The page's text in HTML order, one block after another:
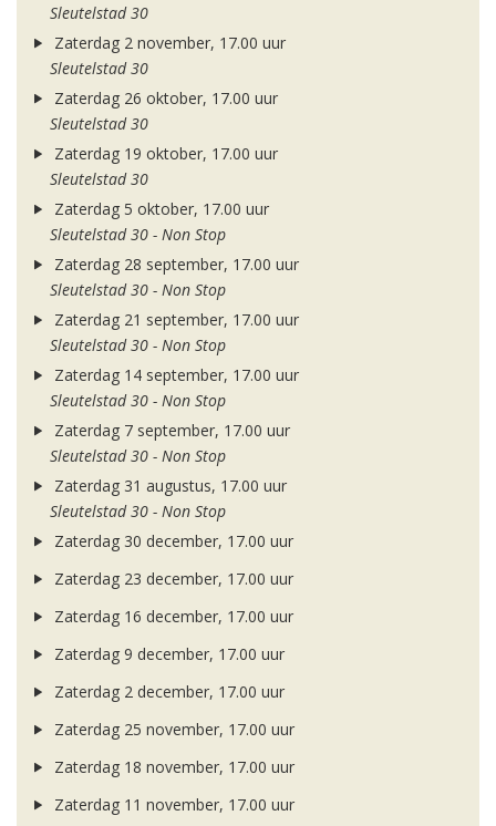
Sleutelstad 30
Zaterdag 2 november, 17.00 uur
Sleutelstad 30
Zaterdag 26 oktober, 17.00 uur
Sleutelstad 30
Zaterdag 19 oktober, 17.00 uur
Sleutelstad 30
Zaterdag 5 oktober, 17.00 uur
Sleutelstad 30 - Non Stop
Zaterdag 28 september, 17.00 uur
Sleutelstad 30 - Non Stop
Zaterdag 21 september, 17.00 uur
Sleutelstad 30 - Non Stop
Zaterdag 14 september, 17.00 uur
Sleutelstad 30 - Non Stop
Zaterdag 7 september, 17.00 uur
Sleutelstad 30 - Non Stop
Zaterdag 31 augustus, 17.00 uur
Sleutelstad 30 - Non Stop
Zaterdag 30 december, 17.00 uur
Zaterdag 23 december, 17.00 uur
Zaterdag 16 december, 17.00 uur
Zaterdag 9 december, 17.00 uur
Zaterdag 2 december, 17.00 uur
Zaterdag 25 november, 17.00 uur
Zaterdag 18 november, 17.00 uur
Zaterdag 11 november, 17.00 uur